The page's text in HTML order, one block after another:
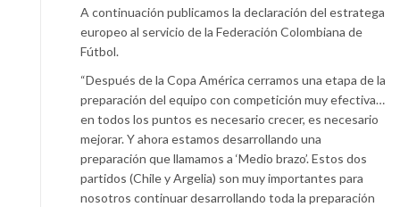
A continuación publicamos la declaración del estratega
europeo al servicio de la Federación Colombiana de
Fútbol.
“Después de la Copa América cerramos una etapa de la
preparación del equipo con competición muy efectiva…
en todos los puntos es necesario crecer, es necesario
mejorar. Y ahora estamos desarrollando una
preparación que llamamos a ‘Medio brazo’. Estos dos
partidos (Chile y Argelia) son muy importantes para
nosotros continuar desarrollando toda la preparación